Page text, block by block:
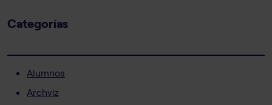
Categorías
Alumnos
Archviz